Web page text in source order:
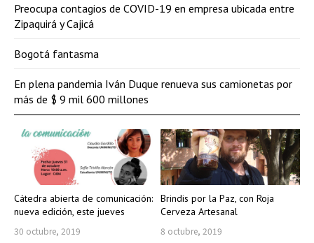
Cátedra abierta de comunicación:
nueva edición, este jueves
30 octubre, 2019
Brindis por la Paz, con Roja
Cerveza Artesanal
8 octubre, 2019
Preocupa contagios de COVID-19 en empresa ubicada entre
Zipaquirá y Cajicá
Bogotá fantasma
En plena pandemia Iván Duque renueva sus camionetas por
más de $ 9 mil 600 millones